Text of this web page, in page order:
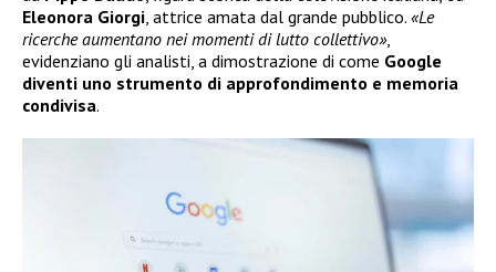
Eleonora Giorgi , attrice amata dal grande pubblico. «Le
ricerche aumentano nei momenti di lutto collettivo»,
evidenziano gli analisti, a dimostrazione di come Google
diventi uno strumento di approfondimento e memoria
condivisa.